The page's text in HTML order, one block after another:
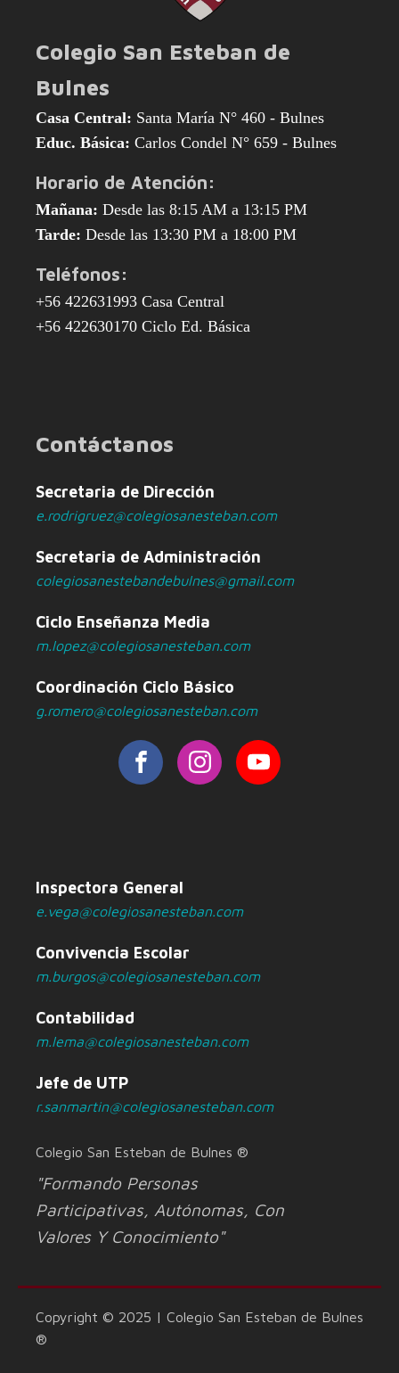
Colegio San Esteban de
Bulnes
Casa Central: Santa María N° 460 - Bulnes
Educ. Básica: Carlos Condel N° 659 - Bulnes
Horario de Atención:
Mañana: Desde las 8:15 AM a 13:15 PM
Tarde: Desde las 13:30 PM a 18:00 PM
Teléfonos:
+56 422631993 Casa Central
+56 422630170 Ciclo Ed. Básica
Contáctanos
Secretaria de Dirección
e.rodrigruez@colegiosanesteban.com
Secretaria de Administración
colegiosanestebandebulnes@gmail.com
Ciclo Enseñanza Media
m.lopez@colegiosanesteban.com
Coordinación Ciclo Básico
g.romero@colegiosanesteban.com
Inspectora General
e.vega@colegiosanesteban.com
Convivencia Escolar
m.burgos@colegiosanesteban.com
Contabilidad
m.lema@colegiosanesteban.com
Jefe de UTP
r.sanmartin@colegiosanesteban.com
Colegio San Esteban de Bulnes ®
"Formando Personas
Participativas, Autónomas, Con
Valores Y Conocimiento"
Copyright © 2025 | Colegio San Esteban de Bulnes
®